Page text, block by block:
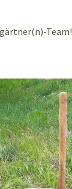
Team!